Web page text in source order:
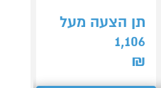
תן הצעה מעל
1,106
₪